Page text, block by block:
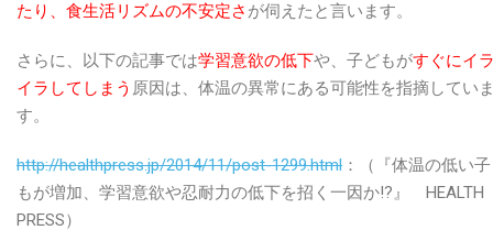
たり、食生活リズムの不安定さ が伺えたと言います。
さらに、以下の記事では学習意欲の低下や、子どもがすぐにイ
イラしてしまう 原因は、体温の異常にある可能性を指摘してい
す。
http://healthpress.jp/2014/11/post-1299.html ：（『体温の低い
もが増加、学習意欲や忍耐力の低下を招く一因か!?』 HEALTH
PRESS）